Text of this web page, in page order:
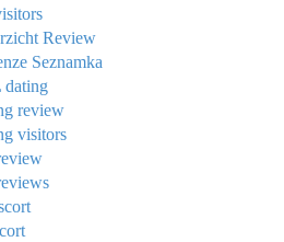
Review
Seznamka
dating
review
visitors